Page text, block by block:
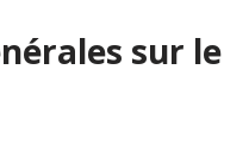
sur le